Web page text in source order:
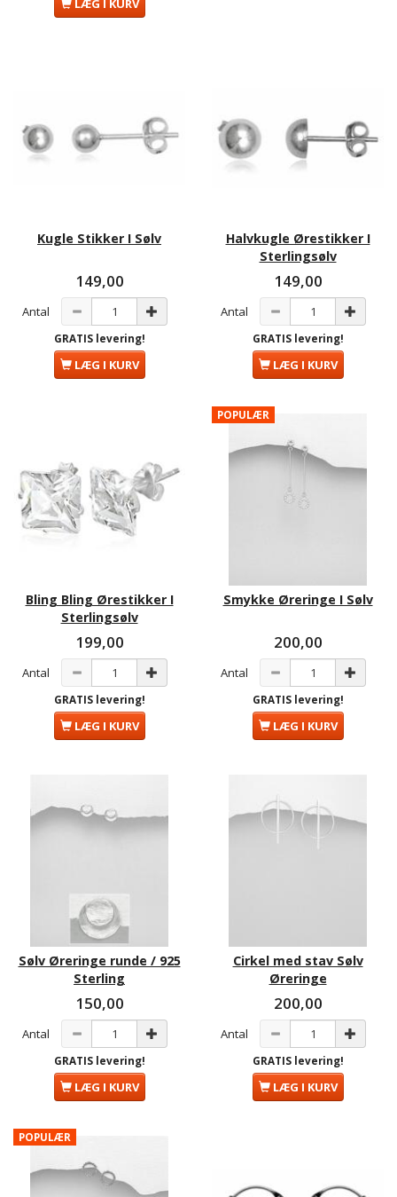
LÆG I KURV
Kugle Stikker I Sølv
149,00
Antal
GRATIS levering!
LÆG I KURV
Halvkugle Ørestikker I
Sterlingsølv
149,00
Antal
GRATIS levering!
LÆG I KURV
Bling Bling Ørestikker I
Sterlingsølv
199,00
Antal
GRATIS levering!
LÆG I KURV
POPULÆR
Smykke Øreringe I Sølv
200,00
Antal
GRATIS levering!
LÆG I KURV
Sølv Øreringe runde / 925
Sterling
150,00
Antal
GRATIS levering!
LÆG I KURV
Cirkel med stav Sølv
Øreringe
200,00
Antal
GRATIS levering!
LÆG I KURV
POPULÆR